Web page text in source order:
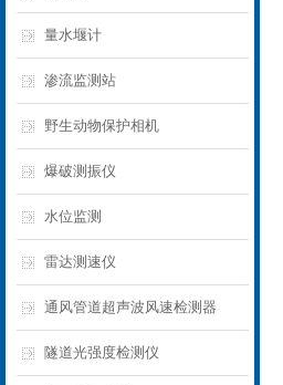
量水堰计
渗流监测站
野生动物保护相机
爆破测振仪
水位监测
雷达测速仪
通风管道超声波风速检测器
隧道光强度检测仪